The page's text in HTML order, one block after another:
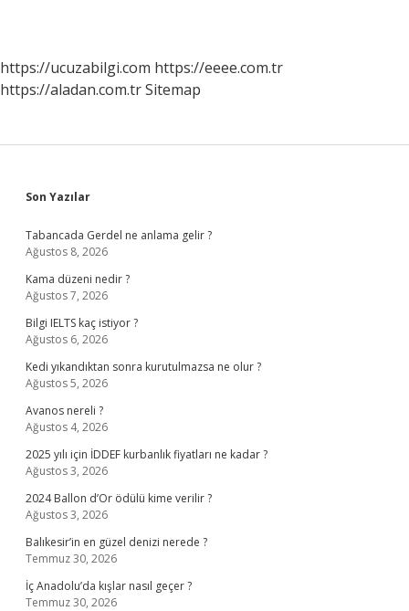
https://ucuzabilgi.com https://eeee.com.tr
https://aladan.com.trSitemap
Sidebar
Son Yazılar
Tabancada Gerdel ne anlama gelir ?
Ağustos 8, 2026
Kama düzeni nedir ?
Ağustos 7, 2026
Bilgi IELTS kaç istiyor ?
Ağustos 6, 2026
Kedi yıkandıktan sonra kurutulmazsa ne olur ?
Ağustos 5, 2026
Avanos nereli ?
Ağustos 4, 2026
2025 yılı için İDDEF kurbanlık fiyatları ne kadar ?
Ağustos 3, 2026
2024 Ballon d’Or ödülü kime verilir ?
Ağustos 3, 2026
Balıkesir’in en güzel denizi nerede ?
Temmuz 30, 2026
İç Anadolu’da kışlar nasıl geçer ?
Temmuz 30, 2026